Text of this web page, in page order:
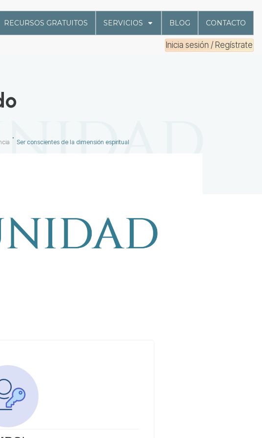
RECURSOS GRATUITOS SERVICIOS BLOG CONTACTO
Inicia sesión / Regístrate
Ser conscientes de la dimensión espiritual